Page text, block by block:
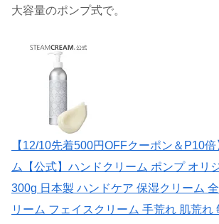
大容量のポンプ式で。
【12/10先着500円OFFクーポン＆P10
ム【公式】ハンドクリーム ポンプ オリ
300g 日本製 ハンドケア 保湿クリーム
リーム フェイスクリーム 手荒れ 肌荒れ